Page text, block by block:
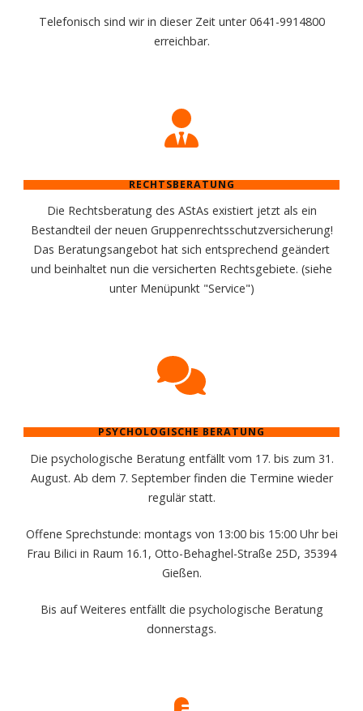
Telefonisch sind wir in dieser Zeit unter 0641-9914800
erreichbar.
RECHTSBERATUNG
Die Rechtsberatung des AStAs existiert jetzt als ein
Bestandteil der neuen Gruppenrechtsschutzversicherung!
Das Beratungsangebot hat sich entsprechend geändert
und beinhaltet nun die versicherten Rechtsgebiete. (siehe
unter Menüpunkt "Service")
PSYCHOLOGISCHE BERATUNG
Die psychologische Beratung entfällt vom 17. bis zum 31.
August. Ab dem 7. September finden die Termine wieder
regulär statt.
Offene Sprechstunde: montags von 13:00 bis 15:00 Uhr bei
Frau Bilici in Raum 16.1, Otto-Behaghel-Straße 25D, 35394
Gießen.
Bis auf Weiteres entfällt die psychologische Beratung
donnerstags.